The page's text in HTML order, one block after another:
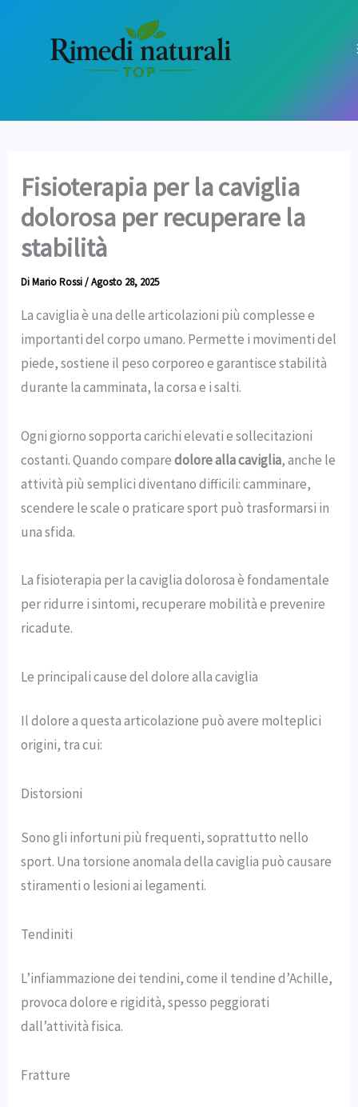
contenuto
Fisioterapia per la caviglia
dolorosa per recuperare la
stabilità
DiMario Rossi/Agosto 28, 2025
La caviglia è una delle articolazioni più complesse e
importanti del corpo umano. Permette i movimenti del
piede, sostiene il peso corporeo e garantisce stabilità
durante la camminata, la corsa e i salti.
Ogni giorno sopporta carichi elevati e sollecitazioni
costanti. Quando comparedolore alla caviglia, anche le
attività più semplici diventano difficili: camminare,
scendere le scale o praticare sport può trasformarsi in
una sfida.
La fisioterapia per la caviglia dolorosa è fondamentale
per ridurre i sintomi, recuperare mobilità e prevenire
ricadute.
Le principali cause del dolore alla caviglia
Il dolore a questa articolazione può avere molteplici
origini, tra cui:
Distorsioni
Sono gli infortuni più frequenti, soprattutto nello
sport. Una torsione anomala della caviglia può causare
stiramenti o lesioni ai legamenti.
Tendiniti
L’infiammazione dei tendini, come il tendine d’Achille,
provoca dolore e rigidità, spesso peggiorati
dall’attività fisica.
Fratture